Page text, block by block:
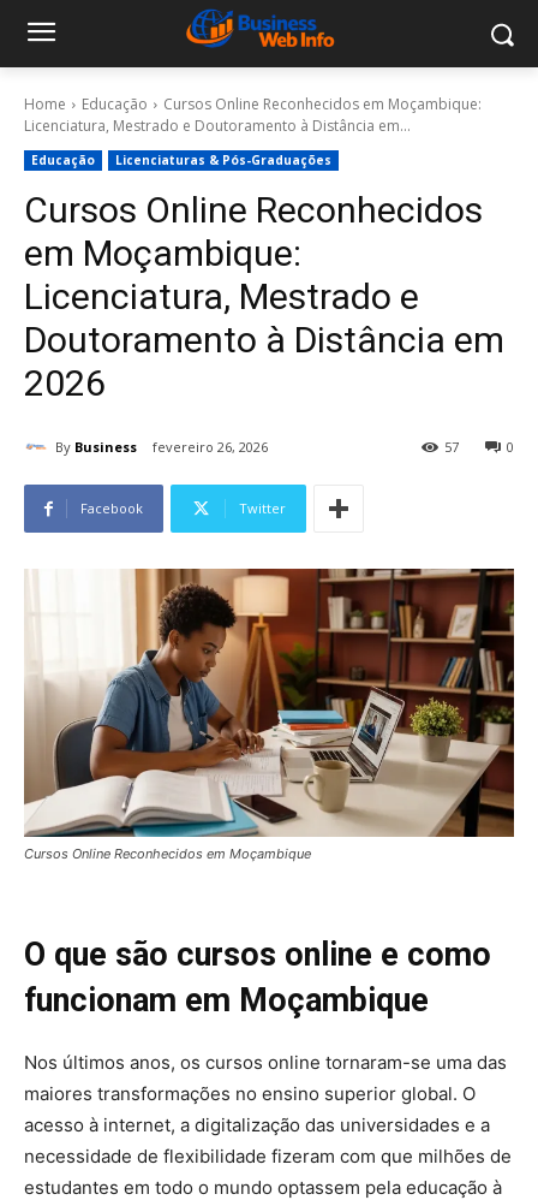
Home Educação
Cursos Online Reconhecidos em Moçambique:
Licenciatura, Mestrado e Doutoramento à Distância em...
Educação Licenciaturas & Pós-Graduações
Cursos Online Reconhecidos
em Moçambique:
Licenciatura, Mestrado e
Doutoramento à Distância em
2026
By Business fevereiro 26, 2026 0
57
Facebook Twitter
Cursos Online Reconhecidos em Moçambique
O que são cursos online e como
funcionam em Moçambique
Nos últimos anos, os cursos online tornaram-se uma das
maiores transformações no ensino superior global. O
acesso à internet, a digitalização das universidades e a
necessidade de flexibilidade fizeram com que milhões de
estudantes em todo o mundo optassem pela educação à